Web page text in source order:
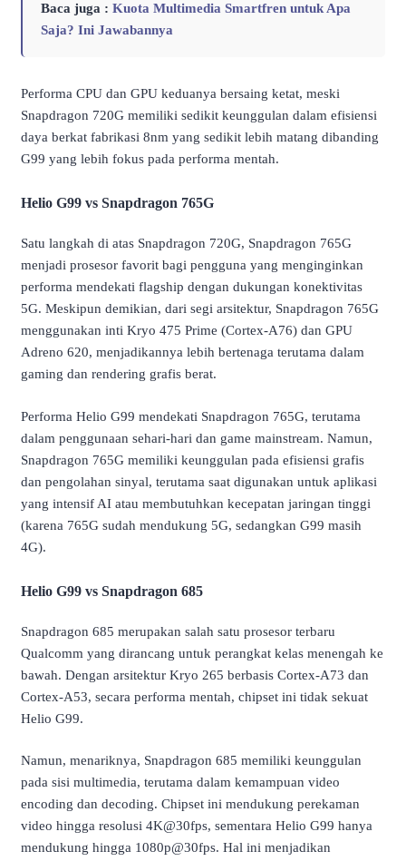
Baca juga : Kuota Multimedia Smartfren untuk Apa
Saja? Ini Jawabannya
Performa CPU dan GPU keduanya bersaing ketat, meski
Snapdragon 720G memiliki sedikit keunggulan dalam efisiensi
daya berkat fabrikasi 8nm yang sedikit lebih matang dibanding
G99 yang lebih fokus pada performa mentah.
Helio G99 vs Snapdragon 765G
Satu langkah di atas Snapdragon 720G, Snapdragon 765G
menjadi prosesor favorit bagi pengguna yang menginginkan
performa mendekati flagship dengan dukungan konektivitas
5G. Meskipun demikian, dari segi arsitektur, Snapdragon 765G
menggunakan inti Kryo 475 Prime (Cortex-A76) dan GPU
Adreno 620, menjadikannya lebih bertenaga terutama dalam
gaming dan rendering grafis berat.
Performa Helio G99 mendekati Snapdragon 765G, terutama
dalam penggunaan sehari-hari dan game mainstream. Namun,
Snapdragon 765G memiliki keunggulan pada efisiensi grafis
dan pengolahan sinyal, terutama saat digunakan untuk aplikasi
yang intensif AI atau membutuhkan kecepatan jaringan tinggi
(karena 765G sudah mendukung 5G, sedangkan G99 masih
4G).
Helio G99 vs Snapdragon 685
Snapdragon 685 merupakan salah satu prosesor terbaru
Qualcomm yang dirancang untuk perangkat kelas menengah ke
bawah. Dengan arsitektur Kryo 265 berbasis Cortex-A73 dan
Cortex-A53, secara performa mentah, chipset ini tidak sekuat
Helio G99.
Namun, menariknya, Snapdragon 685 memiliki keunggulan
pada sisi multimedia, terutama dalam kemampuan video
encoding dan decoding. Chipset ini mendukung perekaman
video hingga resolusi 4K@30fps, sementara Helio G99 hanya
mendukung hingga 1080p@30fps. Hal ini menjadikan